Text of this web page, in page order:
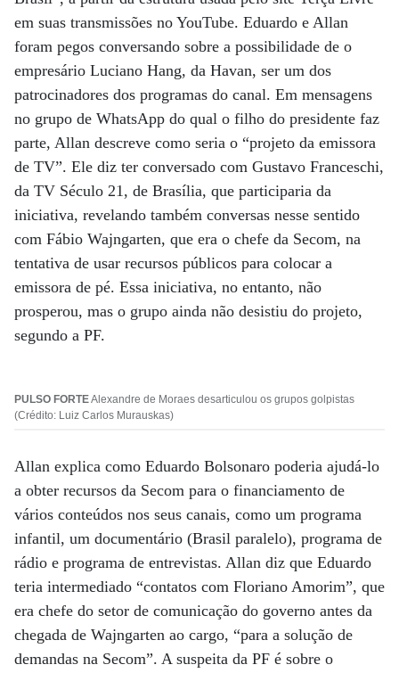
em suas transmissões no YouTube. Eduardo e Allan
foram pegos conversando sobre a possibilidade de o
empresário Luciano Hang, da Havan, ser um dos
patrocinadores dos programas do canal. Em mensagens
no grupo de WhatsApp do qual o filho do presidente faz
parte, Allan descreve como seria o “projeto da emissora
de TV”. Ele diz ter conversado com Gustavo Franceschi,
da TV Século 21, de Brasília, que participaria da
iniciativa, revelando também conversas nesse sentido
com Fábio Wajngarten, que era o chefe da Secom, na
tentativa de usar recursos públicos para colocar a
emissora de pé. Essa iniciativa, no entanto, não
prosperou, mas o grupo ainda não desistiu do projeto,
segundo a PF.
PULSO FORTEAlexandre de Moraes desarticulou os grupos golpistas
(Crédito: Luiz Carlos Murauskas)
Allan explica como Eduardo Bolsonaro poderia ajudá-lo
a obter recursos da Secom para o financiamento de
vários conteúdos nos seus canais, como um programa
infantil, um documentário (Brasil paralelo), programa de
rádio e programa de entrevistas. Allan diz que Eduardo
teria intermediado “contatos com Floriano Amorim”, que
era chefe do setor de comunicação do governo antes da
chegada de Wajngarten ao cargo, “para a solução de
demandas na Secom”. A suspeita da PF é sobre o